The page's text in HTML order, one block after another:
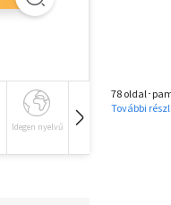
Idegen nyelvű Hangoskönyv
78 oldal･
További